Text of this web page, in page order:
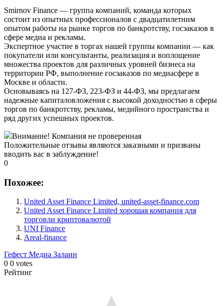
Smirnov Finance — группа компаний, команда которых
состоит из опытных профессионалов с двадцатилетним
опытом работы на рынке торгов по банкротству, госзаказов в
сфере медиа и рекламы.
Экспертное участие в торгах нашей группы компании — как
покупатели или консультанты, реализация и воплощение
множества проектов для различных уровней бизнеса на
территории РФ, выполнение госзаказов по медиасфере в
Москве и области.
Основываясь на 127-ФЗ, 223-ФЗ и 44-ФЗ, мы предлагаем
надежные капиталовложения с высокой доходностью в сферы
торгов по банкротству, рекламы, медийного пространства и
ряд других успешных проектов.
Внимание! Компания не проверенная
Положительные отзывы являются заказными и призваны
вводить вас в заблуждение!
0
Похожее:
United Asset Finance Limited, united-asset-finance.com
United Asset Finance Limited хорошая компания для
торговли криптовалютой
UNI Finance
Areal-finance
Гефест Медиа Залаин
0 0 votes
Рейтинг